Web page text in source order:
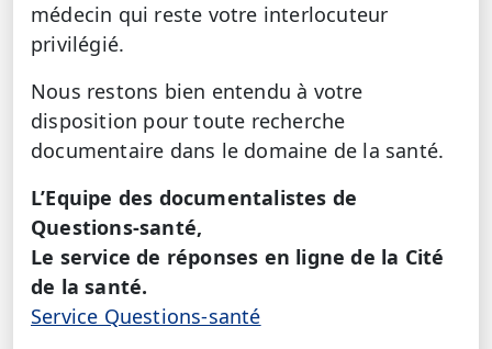
médecin qui reste votre interlocuteur
privilégié.
Nous restons bien entendu à votre
disposition pour toute recherche
documentaire dans le domaine de la santé.
L’Equipe des documentalistes de
Questions-santé,
Le service de réponses en ligne de la Cité
de la santé.
Service Questions-santé